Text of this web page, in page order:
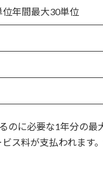
年間最大30単位
のに必要な1年分の最
ス料が支払われます